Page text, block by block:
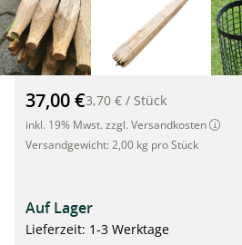
Hartholzpfähle, Pflanzstäbe aus
37,00 €3,70 € / Stück
inkl. 19% Mwst. zzgl. Versandkosten
Versandgewicht: 2,00 kg pro Stück
Auf Lager
Lieferzeit: 1-3 Werktage